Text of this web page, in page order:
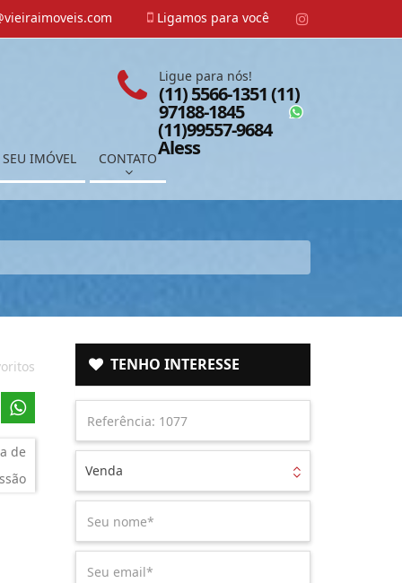
Ligamos para você
IMÓVEL CONTATO
Ligue para nós!
(11) 5566-1351 (11)
97188-1845
(11)99557-9684
Aless
de
TENHO INTERESSE
Venda